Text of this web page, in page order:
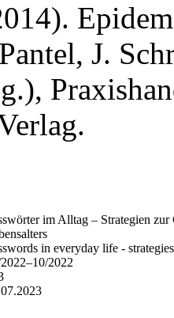
J.
im Alltag – Strategien
in everyday life -
2022